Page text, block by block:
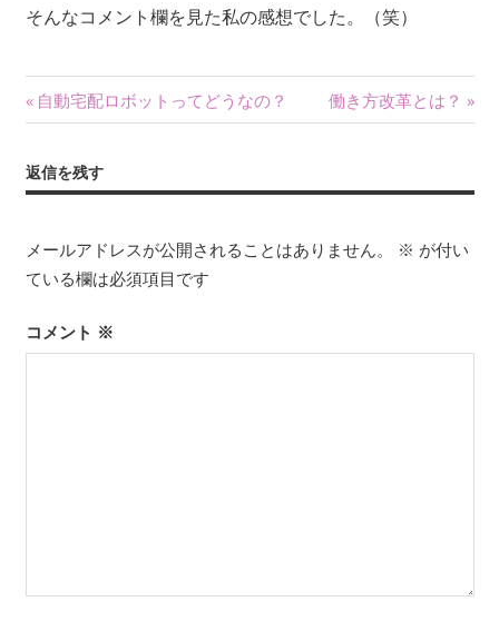
そんなコメント欄を見た私の感想でした。（笑）
投
ナ
ビ
ゲ
ー
シ
前
の
事:
自動宅配ロボットってどうなの？
次
の
事:
働き方改革とは？
返信を残す
メールアドレスが公開されることはありません。 ※ が付い
ている欄は必須項目です
コメント ※